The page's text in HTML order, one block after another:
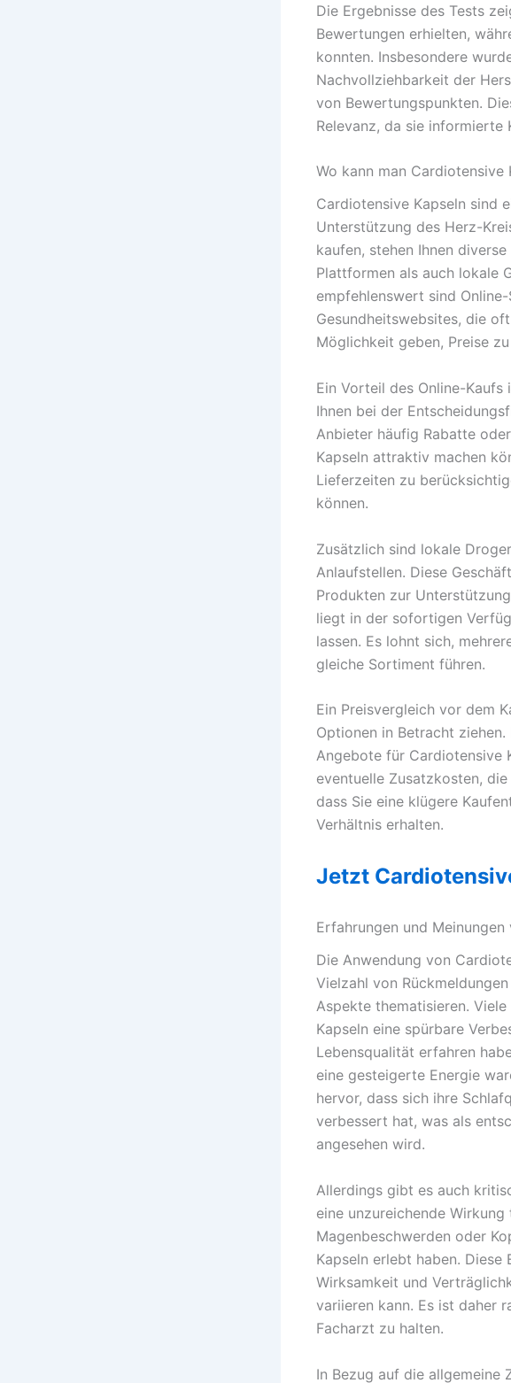
Die Ergebnisse des Tests
Bewertungen erhielten,
konnten. Insbesondere
Nachvollziehbarkeit der
von Bewertungspunkten.
Relevanz, da sie informierte
Wo kann man Cardiotensive
Cardiotensive Kapseln sind
Unterstützung des Herz-
kaufen, stehen Ihnen
Plattformen als auch lokale
empfehlenswert sind
Gesundheitswebsites, die
Möglichkeit geben, Preise
Ein Vorteil des Online-
Ihnen bei der
Anbieter häufig Rabatte
Kapseln attraktiv machen
Lieferzeiten zu
können.
Zusätzlich sind lokale
Anlaufstellen. Diese
Produkten zur
liegt in der sofortigen
lassen. Es lohnt sich,
gleiche Sortiment führen.
Ein Preisvergleich vor dem
Optionen in Betracht
Angebote für Cardiotensive
eventuelle Zusatzkosten,
dass Sie eine klügere
Verhältnis erhalten.
Jetzt
Erfahrungen und Meinungen
Die Anwendung von
Vielzahl von
Aspekte thematisieren.
Kapseln eine spürbare
Lebensqualität erfahren
eine gesteigerte Energie
hervor, dass sich ihre
verbessert hat, was als
angesehen wird.
Allerdings gibt es auch
eine unzureichende
Magenbeschwerden oder
Kapseln erlebt haben.
Wirksamkeit und
variieren kann. Es ist daher
Facharzt zu halten.
In Bezug auf die allgemeine